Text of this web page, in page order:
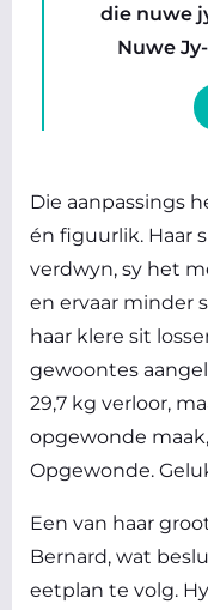
die nuwe
Nuwe
Die aanpassings
én figuurlik. Haar
verdwyn, sy het
en ervaar minder
haar klere sit
gewoontes
29,7 kg verloor,
opgewonde
Opgewonde.
Een van haar
Bernard, wat
eetplan te volg.